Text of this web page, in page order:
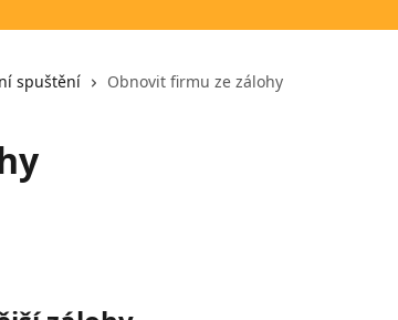
spuštění Obnovit firmu ze zálohy